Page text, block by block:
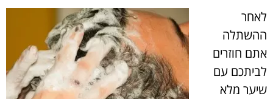
לאחר
ההשתלה
אתם חוזרים
לביתכם עם
שיער מלא